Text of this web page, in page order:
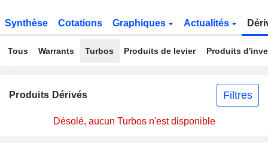
Synthèse Cotations Graphiques Actualités
Tous Warrants Turbos Produits de levier Produits
Produits Dérivés Filtres
Désolé, aucun Turbos n'est disponible